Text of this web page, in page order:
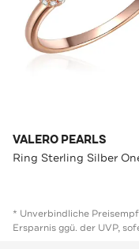
VALERO PEARLS
Ring Sterling Silber
* Unverbindliche
Ersparnis ggü. der UVP,